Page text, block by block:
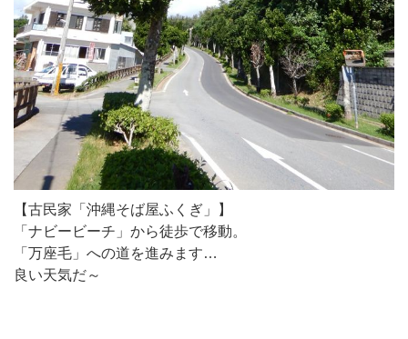
【古民家「沖縄そば屋ふくぎ」】
「ナビービーチ」から徒歩で移動。
「万座毛」への道を進みます…
良い天気だ～